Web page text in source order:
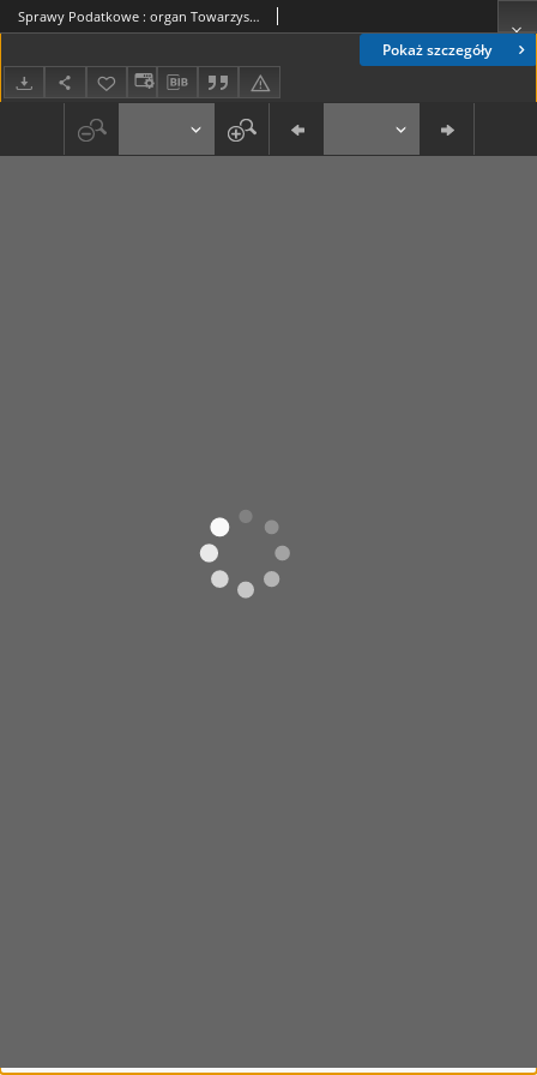
Pokaż szczegóły
Sprawy Podatkowe : organ Towarzystwa Przyjaciół Skarbu Państwa : czasopismo dla praktyki prawa skarbowego / red. Rudolf Langrod. R. 4, z. 12 (1925)